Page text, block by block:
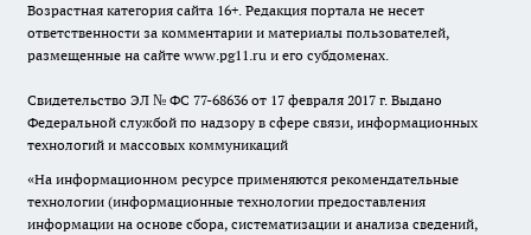
Возрастная категория сайта 16+. Редакция портала не несет
ответственности за комментарии и материалы пользователей,
размещенные на сайте www.pg11.ru и его субдоменах.
Свидетельство ЭЛ № ФС 77-68636 от 17 февраля 2017 г. Выдано
Федеральной службой по надзору в сфере связи, информационных
технологий и массовых коммуникаций
«На информационном ресурсе применяются рекомендательные
технологии (информационные технологии предоставления
информации на основе сбора, систематизации и анализа сведений,